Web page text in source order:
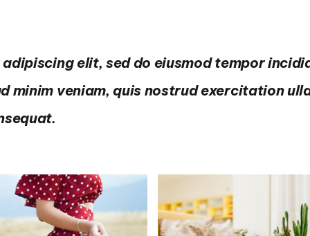
elit, sed do eiusmod tempor
minim veniam, quis nostrud exercitation